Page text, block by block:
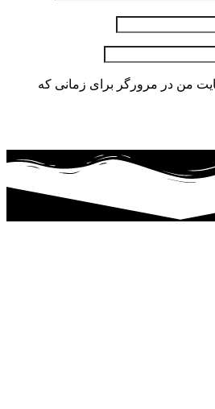
من در مرورگر برای زمانی که